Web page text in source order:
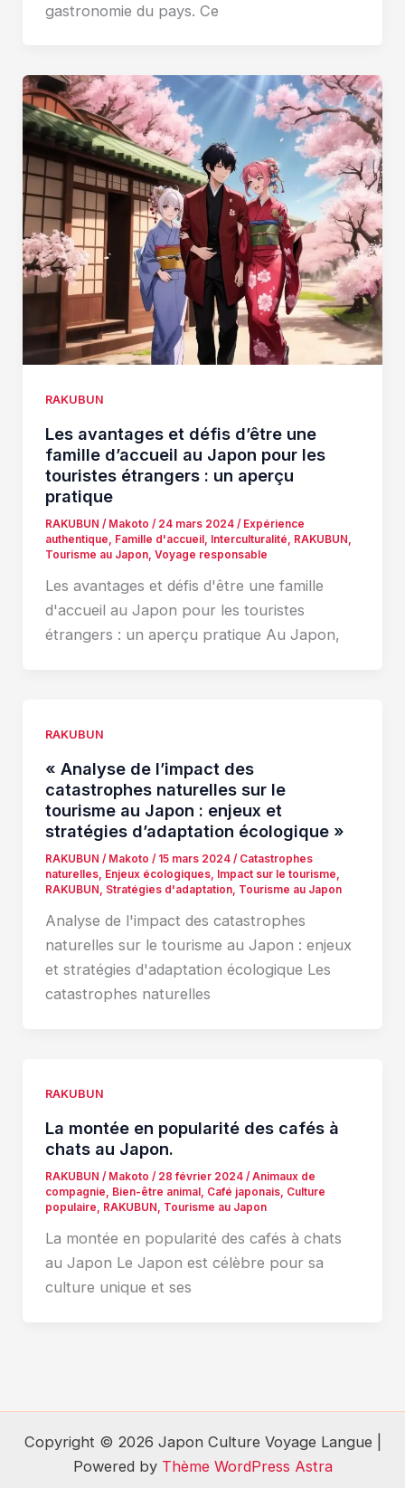
gastronomie du pays. Ce
RAKUBUN
Les avantages et défis d’être une
famille d’accueil au Japon pour les
touristes étrangers : un aperçu
pratique
RAKUBUN / Makoto / 24 mars 2024 / Expérience
authentique, Famille d'accueil , Interculturalité, RAKUBUN ,
Tourisme au Japon, Voyage responsable
Les avantages et défis d'être une famille
d'accueil au Japon pour les touristes
étrangers : un aperçu pratique Au Japon,
RAKUBUN
« Analyse de l’impact des
catastrophes naturelles sur le
tourisme au Japon : enjeux et
stratégies d’adaptation écologique »
RAKUBUN / Makoto / 15 mars 2024 / Catastrophes
naturelles, Enjeux écologiques, Impact sur le tourisme,
RAKUBUN , Stratégies d'adaptation, Tourisme au Japon
Analyse de l'impact des catastrophes
naturelles sur le tourisme au Japon : enjeux
et stratégies d'adaptation écologique Les
catastrophes naturelles
RAKUBUN
La montée en popularité des cafés à
chats au Japon.
RAKUBUN / Makoto / 28 février 2024 / Animaux de
compagnie, Bien-être animal , Café japonais, Culture
populaire, RAKUBUN , Tourisme au Japon
La montée en popularité des cafés à chats
au Japon Le Japon est célèbre pour sa
culture unique et ses
Copyright © 2026 Japon Culture Voyage Langue |
Powered by Thème WordPress Astra